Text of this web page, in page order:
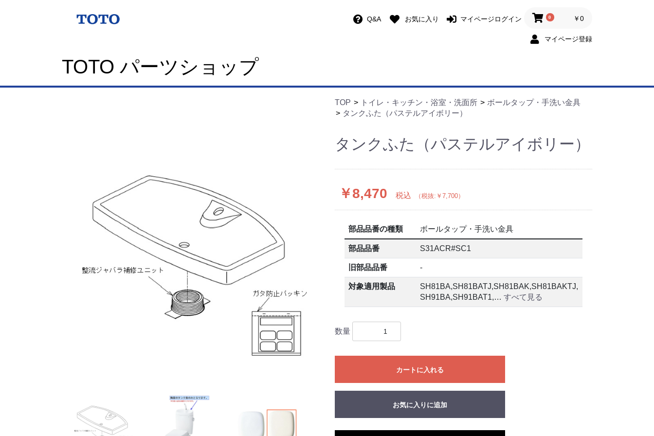
Q&A お気に入り マイページログイン 0 ￥0
マイページ登録
TOTO パーツショップ
TOP トイレ・キッチン・浴室・洗面所
ボールタップ・手洗い金具
タンクふた（パステルアイボリー）
タンクふた（パステルアイボリー）
￥8,470 税込 （税抜:￥7,700）
部品品番の種類 ボールタップ・手洗い金具
部品品番 S31ACR#SC1
旧部品品番 -
対象適用製品
SH81BA,SH81BATJ,SH81BAK,SH81BAKTJ,
SH91BA,SH91BAT1,… すべて見る
数量
カートに入れる
お気に入りに追加